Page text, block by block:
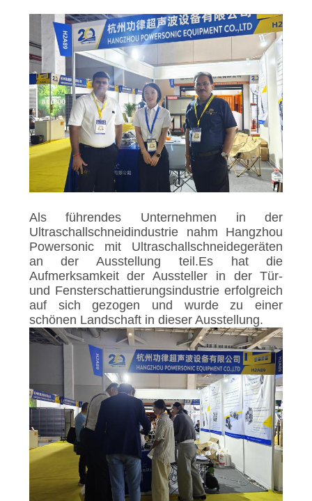
Als führendes Unternehmen in der
Ultraschallschneidindustrie nahm Hangzhou
Powersonic mit Ultraschallschneidegeräten
an der Ausstellung teil.Es hat die
Aufmerksamkeit der Aussteller in der Tür-
und Fensterschattierungsindustrie erfolgreich
auf sich gezogen und wurde zu einer
schönen Landschaft in dieser Ausstellung.